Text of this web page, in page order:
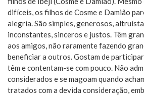
difíceis, os filhos de Cosme e Damião
alegria. São simples, generosos,
inconstantes, sinceros e justos. Têm
aos amigos, não raramente fazendo
beneficiar a outros. Gostam de
têm e contentam-se com pouco. Não
considerados e se magoam quando
tratados com a devida consideração,